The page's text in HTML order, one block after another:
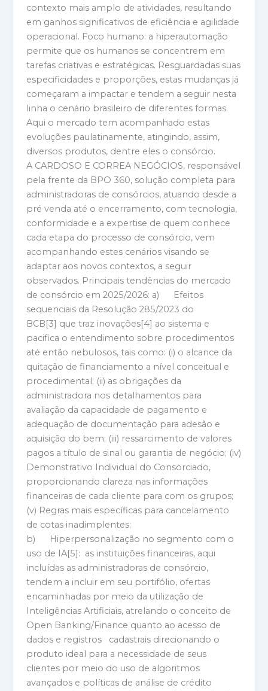
contexto mais amplo de atividades, resultando
em ganhos significativos de eficiência e agilidade
operacional. Foco humano: a hiperautomação
permite que os humanos se concentrem em
tarefas criativas e estratégicas. Resguardadas suas
especificidades e proporções, estas mudanças já
começaram a impactar e tendem a seguir nesta
linha o cenário brasileiro de diferentes formas.
Aqui o mercado tem acompanhado estas
evoluções paulatinamente, atingindo, assim,
diversos produtos, dentre eles o consórcio.
A CARDOSO E CORREA NEGÓCIOS, responsável
pela frente da BPO 360, solução completa para
administradoras de consórcios, atuando desde a
pré venda até o encerramento, com tecnologia,
conformidade e a expertise de quem conhece
cada etapa do processo de consórcio, vem
acompanhando estes cenários visando se
adaptar aos novos contextos, a seguir
observados. Principais tendências do mercado
de consórcio em 2025/2026: a) Efeitos
sequenciais da Resolução 285/2023 do
BCB[3] que traz inovações[4] ao sistema e
pacifica o entendimento sobre procedimentos
até então nebulosos, tais como: (i) o alcance da
quitação de financiamento a nível conceitual e
procedimental; (ii) as obrigações da
administradora nos detalhamentos para
avaliação da capacidade de pagamento e
adequação de documentação para adesão e
aquisição do bem; (iii) ressarcimento de valores
pagos a título de sinal ou garantia de negócio; (iv)
Demonstrativo Individual do Consorciado,
proporcionando clareza nas informações
financeiras de cada cliente para com os grupos;
(v) Regras mais específicas para cancelamento
de cotas inadimplentes;
b) Hiperpersonalização no segmento com o
uso de IA[5]: as instituições financeiras, aqui
incluídas as administradoras de consórcio,
tendem a incluir em seu portifólio, ofertas
encaminhadas por meio da utilização de
Inteligências Artificiais, atrelando o conceito de
Open Banking/Finance quanto ao acesso de
dados e registros cadastrais direcionando o
produto ideal para a necessidade de seus
clientes por meio do uso de algoritmos
avançados e políticas de análise de crédito